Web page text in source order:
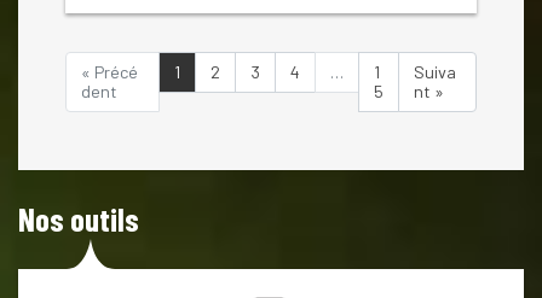
« Précé
dent
1 2 3 4 …
1
5
Suiva
nt »
Nos outils